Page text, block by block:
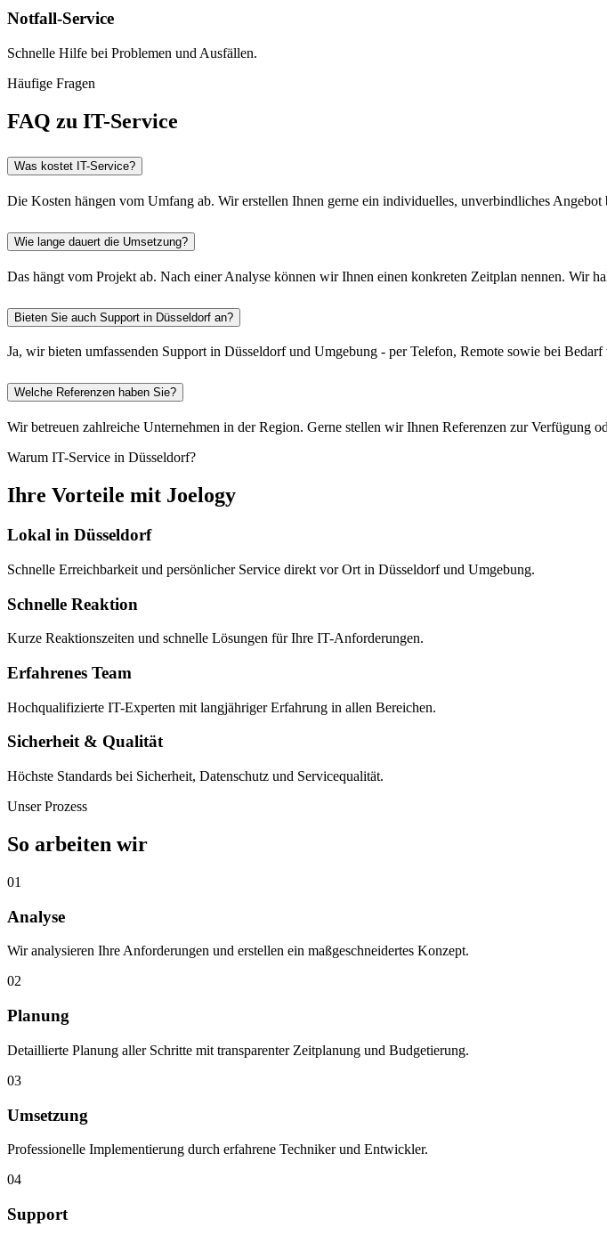
Notfall-Service
Schnelle Hilfe bei Problemen und Ausfällen.
Häufige Fragen
FAQ zu IT-Service
Was kostet IT-Service?
Die Kosten hängen vom Umfang ab. Wir erstellen Ihnen gerne ein individuelles, unverbindliches Angebot
Wie lange dauert die Umsetzung?
Das hängt vom Projekt ab. Nach einer Analyse können wir Ihnen einen konkreten Zeitplan nennen. Wir
Bieten Sie auch Support in Düsseldorf an?
Ja, wir bieten umfassenden Support in Düsseldorf und Umgebung - per Telefon, Remote sowie bei
Welche Referenzen haben Sie?
Wir betreuen zahlreiche Unternehmen in der Region. Gerne stellen wir Ihnen Referenzen zur Verfügung
Warum IT-Service in Düsseldorf?
Ihre Vorteile mit Joelogy
Lokal in Düsseldorf
Schnelle Erreichbarkeit und persönlicher Service direkt vor Ort in Düsseldorf und Umgebung.
Schnelle Reaktion
Kurze Reaktionszeiten und schnelle Lösungen für Ihre IT-Anforderungen.
Erfahrenes Team
Hochqualifizierte IT-Experten mit langjähriger Erfahrung in allen Bereichen.
Sicherheit & Qualität
Höchste Standards bei Sicherheit, Datenschutz und Servicequalität.
Unser Prozess
So arbeiten wir
01
Analyse
Wir analysieren Ihre Anforderungen und erstellen ein maßgeschneidertes Konzept.
02
Planung
Detaillierte Planung aller Schritte mit transparenter Zeitplanung und Budgetierung.
03
Umsetzung
Professionelle Implementierung durch erfahrene Techniker und Entwickler.
04
Support